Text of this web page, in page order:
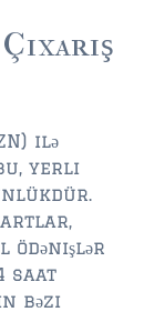
ilə
yerli
ödənişlər
saat
bəzi